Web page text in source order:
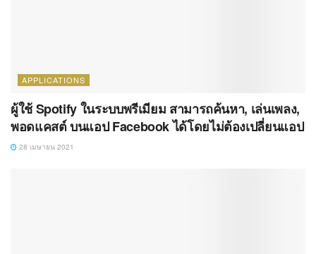
APPLICATIONS
ผู้ใช้ Spotify ในระบบพรีเมียม สามารถค้นหา, เล่นเพลง,
พอดแคสต์ บนแอป Facebook ได้โดยไม่ต้องเปลี่ยนแอป
28 เมษายน 2021